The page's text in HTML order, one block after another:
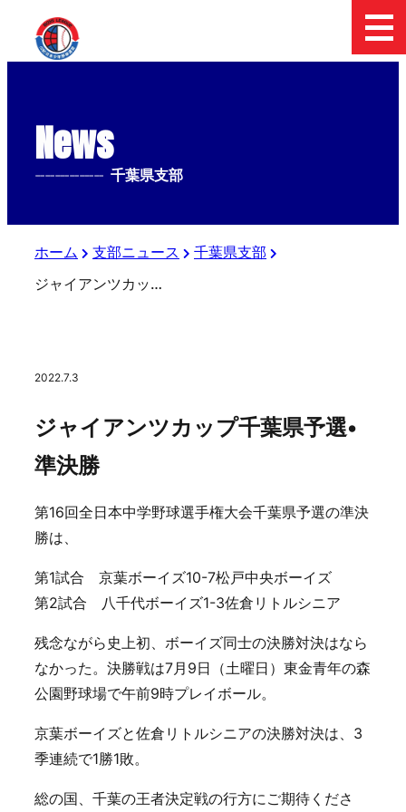
News
-------------- 千葉県支部
ホーム 支部ニュース
千葉県支部
ジャイアンツカップ千葉県予選•準決勝
2022.7.3
ジャイアンツカップ千葉県予選•
準決勝
第16回全日本中学野球選手権大会千葉県予選の準決
勝は、
第1試合 京葉ボーイズ10-7松戸中央ボーイズ
第2試合 八千代ボーイズ1-3佐倉リトルシニア
残念ながら史上初、ボーイズ同士の決勝対決はなら
なかった。決勝戦は7月9日（土曜日）東金青年の森
公園野球場で午前9時プレイボール。
京葉ボーイズと佐倉リトルシニアの決勝対決は、3
季連続で1勝1敗。
総の国、千葉の王者決定戦の行方にご期待くださ